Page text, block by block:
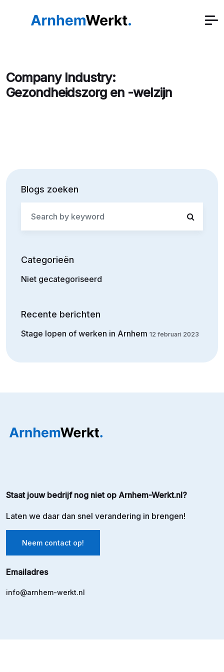
Company Industry:
Gezondheidszorg en -welzijn
Blogs zoeken
for:
Categorieën
Niet gecategoriseerd
Recente berichten
Stage lopen of werken in Arnhem 12 februari 2023
Staat jouw bedrijf nog niet op Arnhem-Werkt.nl?
Laten we daar dan snel verandering in brengen!
Neem contact op!
Emailadres
info@arnhem-werkt.nl